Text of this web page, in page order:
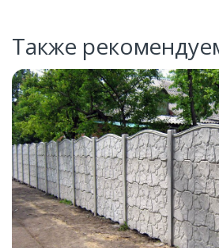
Также